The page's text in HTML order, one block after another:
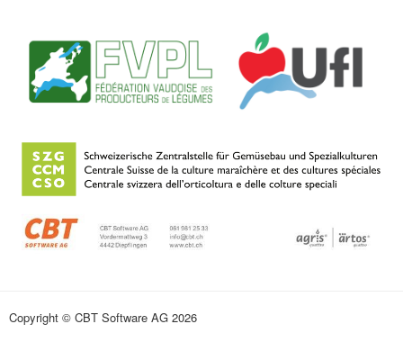
Copyright © CBT Software AG 2026